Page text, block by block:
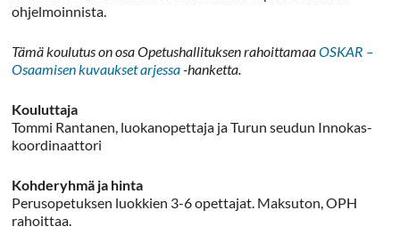
ohjelmoinnista.
Tämä koulutus on osa Opetushallituksen rahoittamaaOSKAR –
Osaamisen kuvaukset arjessa-hanketta.
Kouluttaja
Tommi Rantanen, luokanopettaja ja Turun seudun Innokas-
koordinaattori
Kohderyhmä ja hinta
Perusopetuksen luokkien 3-6 opettajat. Maksuton, OPH
rahoittaa.